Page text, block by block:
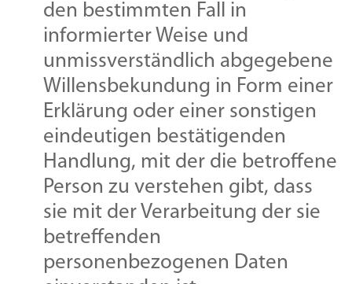
den bestimmten Fall in
informierter Weise und
unmissverständlich abgegebene
Willensbekundung in Form einer
Erklärung oder einer sonstigen
eindeutigen bestätigenden
Handlung, mit der die betroffene
Person zu verstehen gibt, dass
sie mit der Verarbeitung der sie
betreffenden
personenbezogenen Daten